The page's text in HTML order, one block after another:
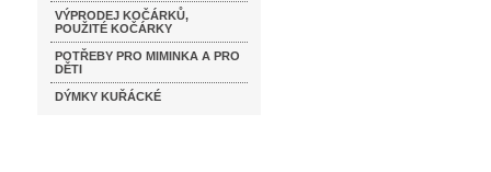
VÝPRODEJ KOČÁRKŮ,
POUŽITÉ KOČÁRKY
POTŘEBY PRO MIMINKA A PRO
DĚTI
DÝMKY KUŘÁCKÉ